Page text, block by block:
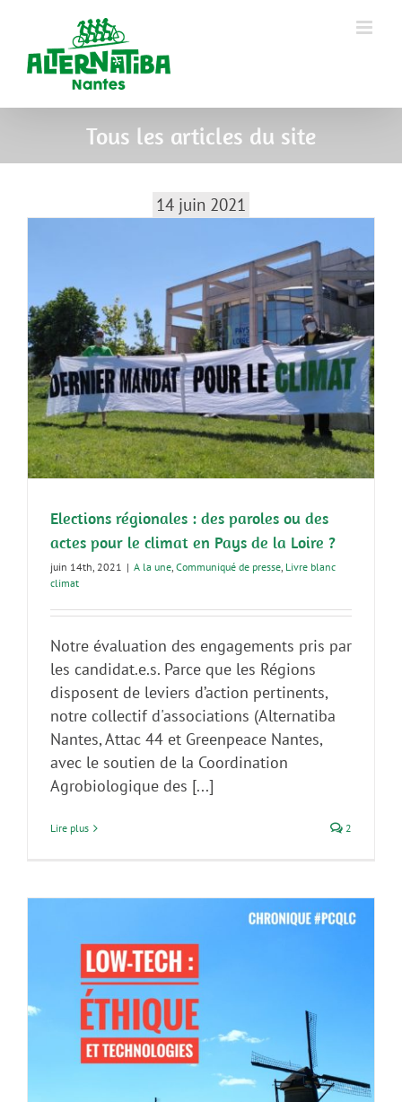
Tous les articles du site
14 juin 2021
Elections régionales : des paroles ou des
actes pour le climat en Pays de la Loire ?
juin 14th, 2021 | A la une Communiqué de presse Livre blanc
climat
Notre évaluation des engagements pris par
les candidat.e.s. Parce que les Régions
disposent de leviers d’action pertinents,
notre collectif d'associations (Alternatiba
Nantes, Attac 44 et Greenpeace Nantes,
avec le soutien de la Coordination
Agrobiologique des [...]
Lire plus 2